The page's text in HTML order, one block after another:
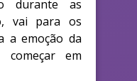
durante as
vai para os
a emoção da
começar em